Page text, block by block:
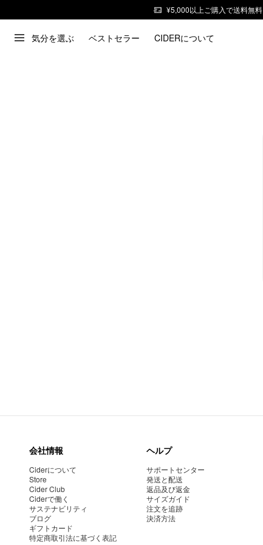
¥5,000以上ご購入で送料無料
気分を選ぶ ベストセラー CIDERについて
会社情報
Ciderについて
Store
Cider Club
Ciderで働く
サステナビリティ
ブログ
ギフトカード
特定商取引法に基づく表記
ヘルプ
サポートセンター
発送と配送
返品及び返金
サイズガイド
注文を追跡
決済方法